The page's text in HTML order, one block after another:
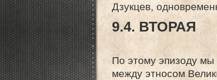
Дзукцев,
9.4. ВТОРАЯ
По этому эпизоду мы
между этносом